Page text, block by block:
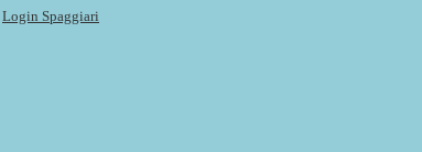
Login Spaggiari